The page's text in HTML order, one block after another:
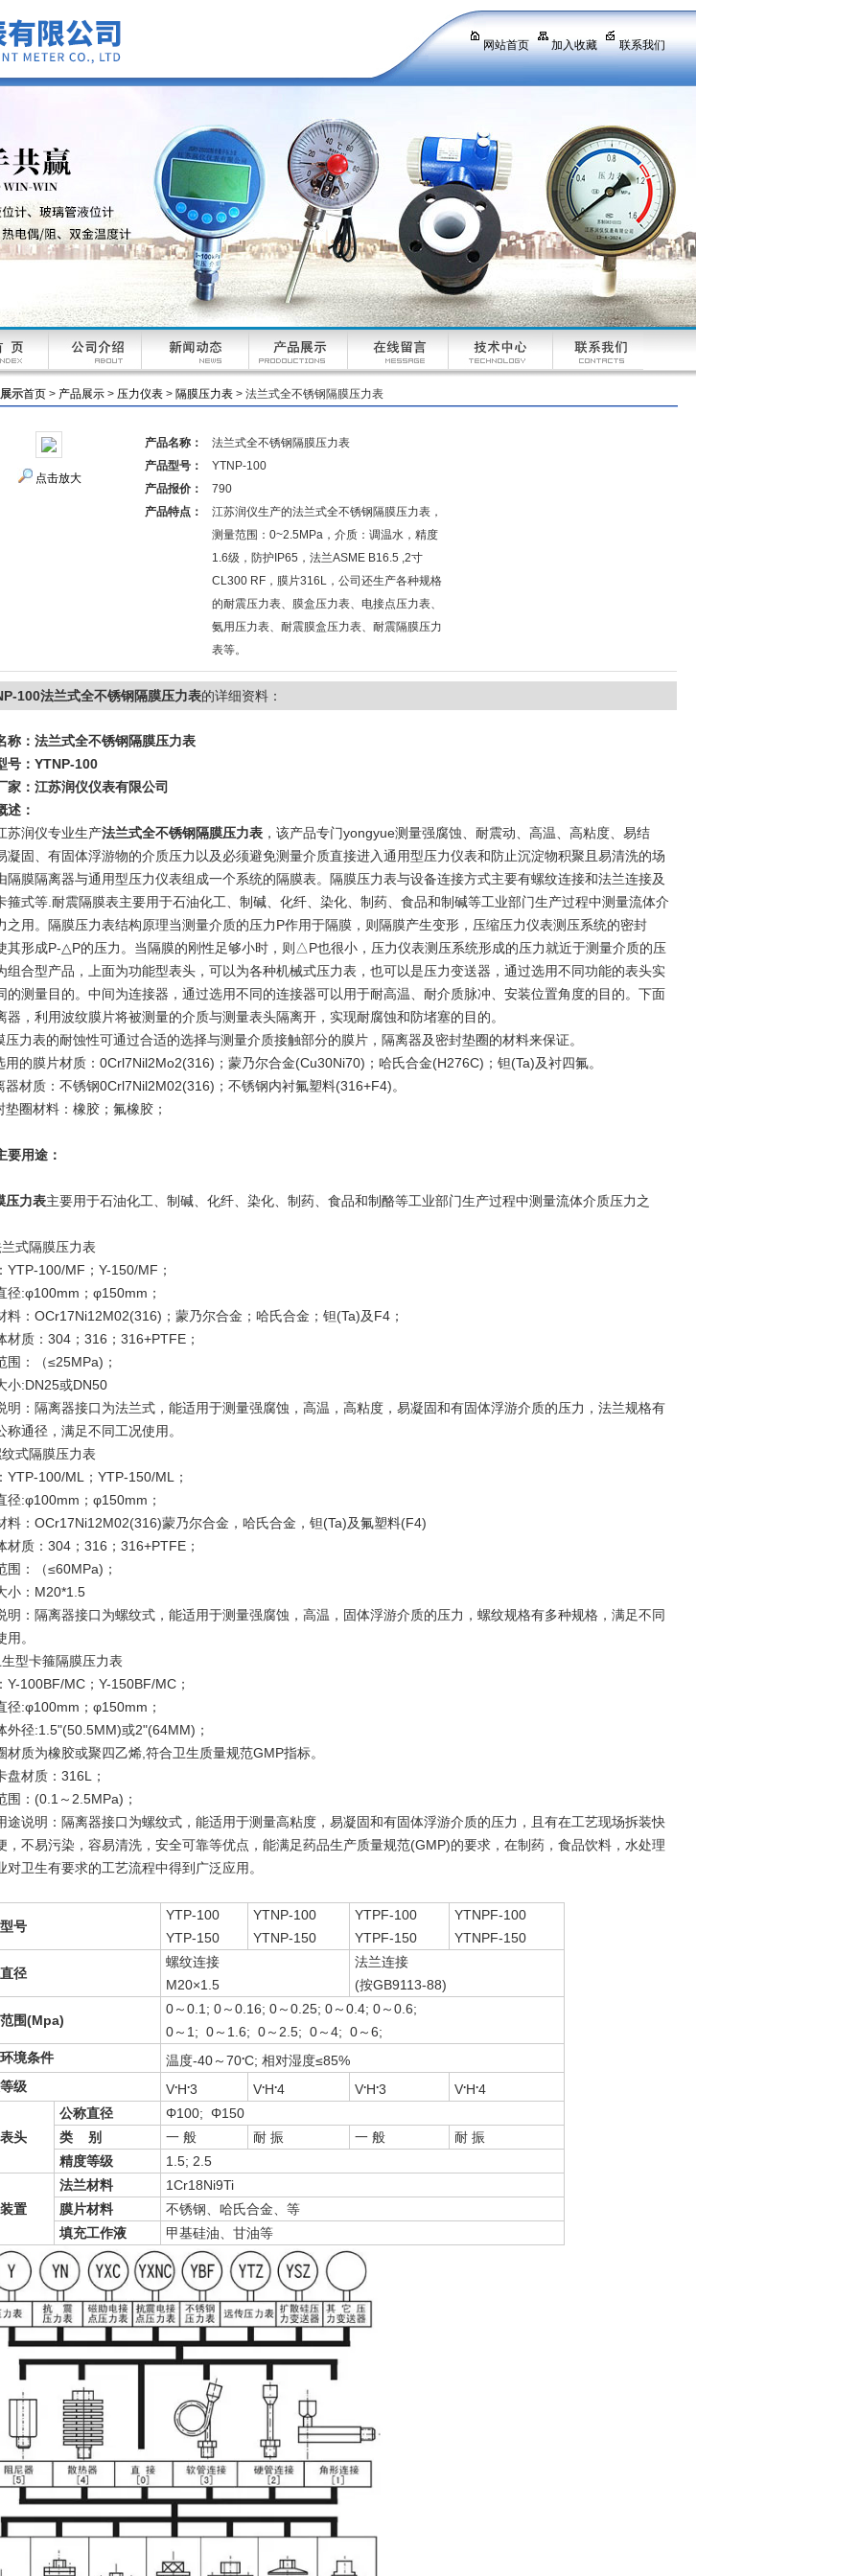
网站首页 加入收藏 联系我们
示首页 > 产品展示 > 压力仪表 > 隔膜压力表 > 法兰式全不锈钢隔膜压力表
点击放大
产品名称：
法兰式全不锈钢隔膜压力表
产品型号：
YTNP-100
产品报价：
790
产品特点：
江苏润仪生产的法兰式全不锈钢隔膜压力表，
测量范围：0~2.5MPa，介质：调温水，精度
1.6级，防护IP65，法兰ASME B16.5 ,2寸
CL300 RF，膜片316L，公司还生产各种规格
的耐震压力表、膜盒压力表、电接点压力表、
氨用压力表、耐震膜盒压力表、耐震隔膜压力
表等。
100法兰式全不锈钢隔膜压力表的详细资料：
称： 法兰式全不锈钢隔膜压力表
号：YTNP-100
家：江苏润仪仪表有限公司
述：
仪专业生产法兰式全不锈钢隔膜压力表 ，该产品专门yongyue测量强腐蚀、耐震动、高温、高粘度、易结
凝固、有固体浮游物的介质压力以及必须避免测量介质直接进入通用型压力仪表和防止沉淀物积聚且易清洗的场
隔膜隔离器与通用型压力仪表组成一个系统的隔膜表。隔膜压力表与设备连接方式主要有螺纹连接和法兰连接及
箍式等.耐震隔膜表主要用于石油化工、制碱、化纤、染化、制药、食品和制碱等工业部门生产过程中测量流体介
之用。隔膜压力表结构原理当测量介质的压力P作用于隔膜，则隔膜产生变形，压缩压力仪表测压系统的密封
其形成P-△P的压力。当隔膜的刚性足够小时，则△P也很小，压力仪表测压系统形成的压力就近于测量介质的压
组合型产品，上面为功能型表头，可以为各种机械式压力表，也可以是压力变送器，通过选用不同功能的表头实
的测量目的。中间为连接器，通过选用不同的连接器可以用于耐高温、耐介质脉冲、安装位置角度的目的。下面
器，利用波纹膜片将被测量的介质与测量表头隔离开，实现耐腐蚀和防堵塞的目的。
力表的耐蚀性可通过合适的选择与测量介质接触部分的膜片，隔离器及密封垫圈的材料来保证。
的膜片材质：0Crl7Nil2Mo2(316)；蒙乃尔合金(Cu30Ni70)；哈氏合金(H276C)；钽(Ta)及衬四氟。
材质：不锈钢0Crl7Nil2M02(316)；不锈钢内衬氟塑料(316+F4)。
圈材料：橡胶；氟橡胶；
要用途：
压力表主要用于石油化工、制碱、化纤、染化、制药、食品和制酪等工业部门生产过程中测量流体介质压力之
式隔膜压力表
YTP-100/MF；Y-150/MF；
径:φ100mm；φ150mm；
料：OCr17Ni12M02(316)；蒙乃尔合金；哈氏合金；钽(Ta)及F4；
材质：304；316；316+PTFE；
围：（≤25MPa)；
小:DN25或DN50
明：隔离器接口为法兰式，能适用于测量强腐蚀，高温，高粘度，易凝固和有固体浮游介质的压力，法兰规格有
称通径，满足不同工况使用。
式隔膜压力表
YTP-100/ML；YTP-150/ML；
径:φ100mm；φ150mm；
料：OCr17Ni12M02(316)蒙乃尔合金，哈氏合金，钽(Ta)及氟塑料(F4)
材质：304；316；316+PTFE；
围：（≤60MPa)；
小：M20*1.5
明：隔离器接口为螺纹式，能适用于测量强腐蚀，高温，固体浮游介质的压力，螺纹规格有多种规格，满足不同
用。
型卡箍隔膜压力表
Y-100BF/MC；Y-150BF/MC；
径:φ100mm；φ150mm；
外径:1.5"(50.5MM)或2"(64MM)；
材质为橡胶或聚四乙烯,符合卫生质量规范GMP指标。
盘材质：316L；
围：(0.1～2.5MPa)；
明：隔离器接口为螺纹式，能适用于测量高粘度，易凝固和有固体浮游介质的压力，且有在工艺现场拆装快
，不易污染，容易清洗，安全可靠等优点，能满足药品生产质量规范(GMP)的要求，在制药，食品饮料，水处理
对卫生有要求的工艺流程中得到广泛应用。
号
YTP-100
YTP-150
YTNP-100
YTNP-150
YTPF-100
YTPF-150
YTNPF-100
YTNPF-150
径
螺纹连接
M20×1.5
法兰连接
(按GB9113-88)
围(Mpa)
0～0.1; 0～0.16; 0～0.25; 0～0.4; 0～0.6;
0～1; 0～1.6; 0～2.5; 0～4; 0～6;
境条件
温度-40～70.C; 相对湿度≤85%
级
V.H.3 V.H.4 V.H.3 V.H.4
头
公称直径
Φ100; Φ150
类 别
一 般 耐 振 一 般
耐 振
精度等级
1.5; 2.5
置
法兰材料
1Cr18Ni9Ti
膜片材料
不锈钢、哈氏合金、等
填充工作液
甲基硅油、甘油等